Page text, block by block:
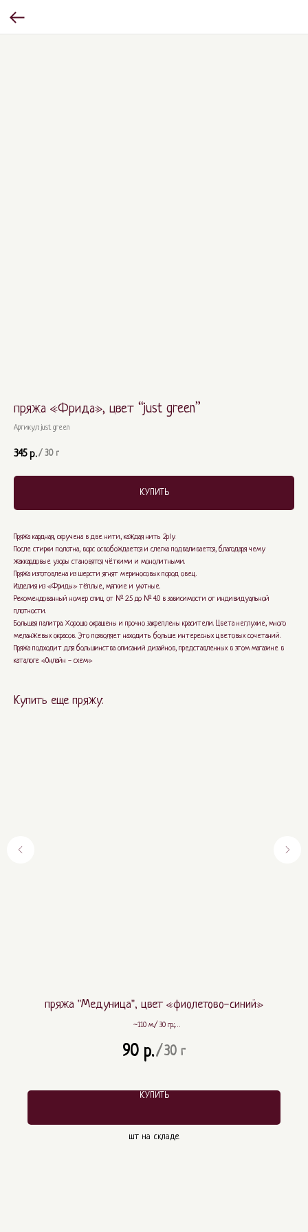
пряжа «Фрида», цвет “just green”
Артикул: just green
345 р. / 30 г
КУПИТЬ
Пряжа кардная, скручена в две нити, каждая нить 2ply.
После стирки полотна, ворс освобождается и слегка подваливается, благодаря чему
жаккардовые узоры становятся чёткими и монолитными.
Пряжа изготовлена из шерсти ягнят мериносовых пород овец.
Изделия из «Фриды» тёплые, мягкие и уютные.
Рекомендованный номер спиц от № 2.5 до № 4.0 в зависимости от индивидуальной
плотности.
Большая палитра. Хорошо окрашены и прочно закреплены красители. Цвета неглухие, много
меланжевых окрасов. Это позволяет находить больше интересных цветовых сочетаний.
Пряжа подходит для большинства описаний дизайнов, представленных в этом магазине в
каталоге «Онлайн - схем»
Купить еще пряжу:
пряжа "Медуница", цвет «фиолетово-синий»
~110 м./ 30 гр.;
90 р./30 г
КУПИТЬ